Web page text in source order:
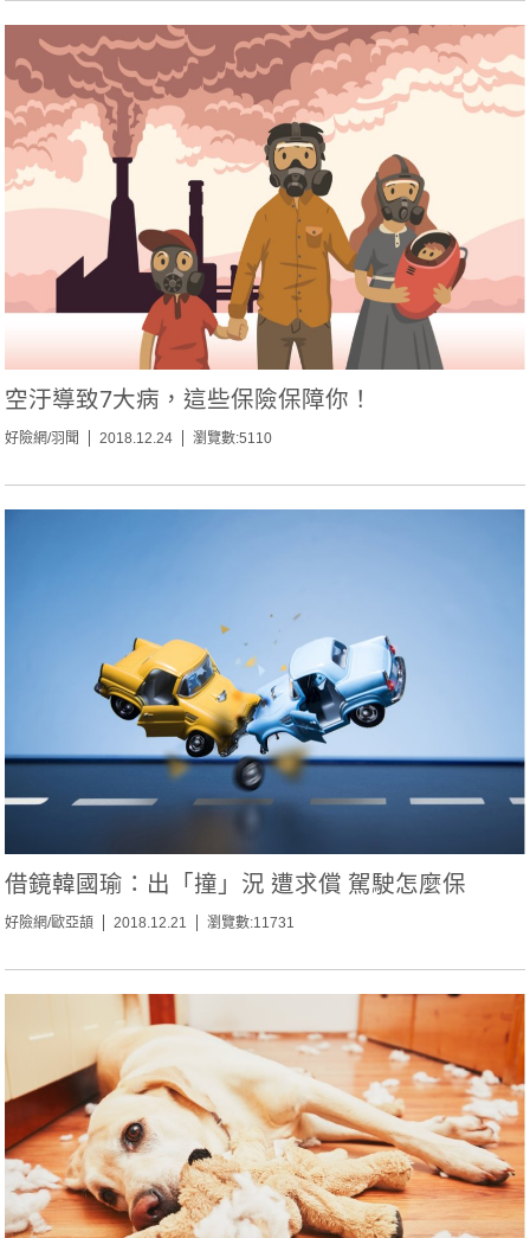
空汙導致7大病，這些保險保障你！
好險網/羽聞 2018.12.24 瀏覽數:5110
借鏡韓國瑜：出「撞」況 遭求償 駕駛怎麼保
好險網/歐亞頡 2018.12.21 瀏覽數:11731